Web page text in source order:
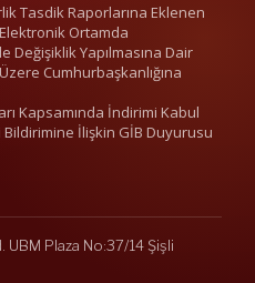
Tasdik Raporlarına Eklenen
Ortamda
Değişiklik Yapılmasına Dair
Cumhurbaşkanlığına
Kapsamında İndirimi Kabul
İlişkin GİB Duyurusu
UBM Plaza No:37/14 Şişli